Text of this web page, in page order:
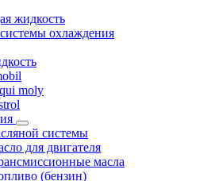
жидкость
охлаждения
moly
системы
для двигателя
масла
(бензин)